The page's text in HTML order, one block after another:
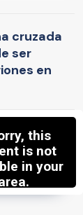
cruzada
ser
en